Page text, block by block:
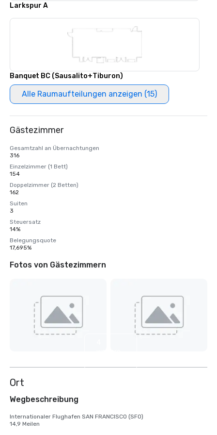
Larkspur A
Banquet BC (Sausalito+Tiburon)
Alle Raumaufteilungen anzeigen (15)
Gästezimmer
Gesamtzahl an Übernachtungen
316
Einzelzimmer (1 Bett)
154
Doppelzimmer (2 Betten)
162
Suiten
3
Steuersatz
14%
Belegungsquote
17,695%
Fotos von Gästezimmern
Ort
Wegbeschreibung
Internationaler Flughafen SAN FRANCISCO (SFO)
14,9 Meilen